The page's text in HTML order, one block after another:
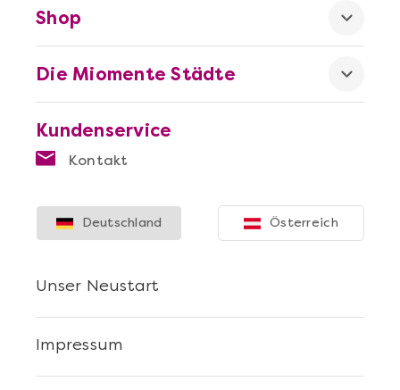
Kundenservice
Kontakt
Die Miomente Städte
Shop
Impressum
Unser Neustart
Deutschland Österreich